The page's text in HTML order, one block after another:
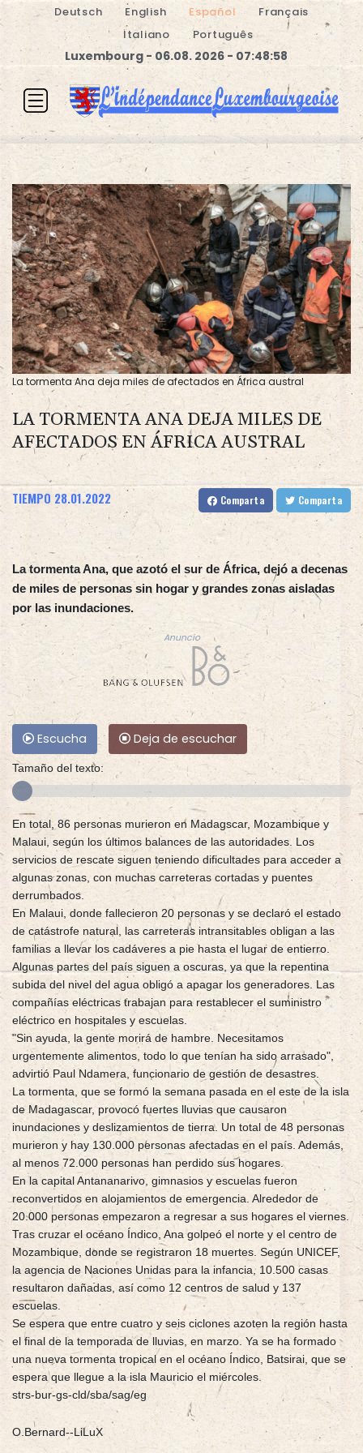
Deutsch English Español
Français
Italiano
Português
Luxembourg - 06.08. 2026 - 07:48:58
La tormenta Ana deja miles de afectados en África austral
LA TORMENTA ANA DEJA MILES DE
AFECTADOS EN ÁFRICA AUSTRAL
TIEMPO 28.01.2022 Comparta Comparta
La tormenta Ana, que azotó el sur de África, dejó a decenas
de miles de personas sin hogar y grandes zonas aisladas
por las inundaciones.
Anuncio
Escucha Deja de escuchar
Tamaño del texto:
En total, 86 personas murieron en Madagscar, Mozambique y
Malaui, según los últimos balances de las autoridades. Los
servicios de rescate siguen teniendo dificultades para acceder a
algunas zonas, con muchas carreteras cortadas y puentes
derrumbados.
En Malaui, donde fallecieron 20 personas y se declaró el estado
de catástrofe natural, las carreteras intransitables obligan a las
familias a llevar los cadáveres a pie hasta el lugar de entierro.
Algunas partes del país siguen a oscuras, ya que la repentina
subida del nivel del agua obligó a apagar los generadores. Las
compañías eléctricas trabajan para restablecer el suministro
eléctrico en hospitales y escuelas.
"Sin ayuda, la gente morirá de hambre. Necesitamos
urgentemente alimentos, todo lo que tenían ha sido arrasado",
advirtió Paul Ndamera, funcionario de gestión de desastres.
La tormenta, que se formó la semana pasada en el este de la isla
de Madagascar, provocó fuertes lluvias que causaron
inundaciones y deslizamientos de tierra. Un total de 48 personas
murieron y hay 130.000 personas afectadas en el país. Además,
al menos 72.000 personas han perdido sus hogares.
En la capital Antananarivo, gimnasios y escuelas fueron
reconvertidos en alojamientos de emergencia. Alrededor de
20.000 personas empezaron a regresar a sus hogares el viernes.
Tras cruzar el océano Índico, Ana golpeó el norte y el centro de
Mozambique, donde se registraron 18 muertes. Según UNICEF,
la agencia de Naciones Unidas para la infancia, 10.500 casas
resultaron dañadas, así como 12 centros de salud y 137
escuelas.
Se espera que entre cuatro y seis ciclones azoten la región hasta
el final de la temporada de lluvias, en marzo. Ya se ha formado
una nueva tormenta tropical en el océano Índico, Batsirai, que se
espera que llegue a la isla Mauricio el miércoles.
strs-bur-gs-cld/sba/sag/eg
O.Bernard--LiLuX